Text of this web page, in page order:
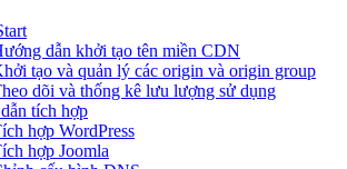
dẫn khởi tạo tên miền CDN
tạo và quản lý các origin và origin group
dõi và thống kê lưu lượng sử dụng
tích hợp
hợp WordPress
hợp Joomla